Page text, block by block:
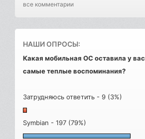
все комментарии
НАШИ ОПРОСЫ:
Какая мобильная ОС оставила у вас
самые теплые воспоминания?
Затрудняюсь ответить - 9 (3%)
Symbian - 197 (79%)